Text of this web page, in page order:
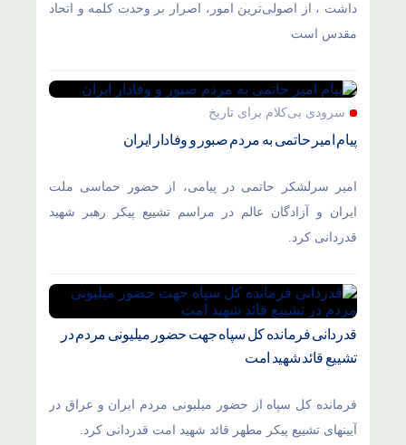
داشت ، از اصولی‌ترین امور، اصرار بر وحدت کلمه و اتحاد
مقدس است
سرودی بی‌کلام برای تاریخ
پیام امیر حاتمی به مردم صبور و وفادار ایران
امیر سرلشکر حاتمی در پیامی، از حضور حماسی ملت
ایران و آزادگان عالم در مراسم تشییع پیکر رهبر شهید
قدردانی کرد.
قدردانی فرمانده کل سپاه جهت حضور میلیونی مردم در
تشییع قائد شهید امت
فرمانده کل سپاه از حضور میلیونی مردم ایران و عراق در
آیینهای تشییع پیکر مطهر قائد شهید امت قدردانی کرد.